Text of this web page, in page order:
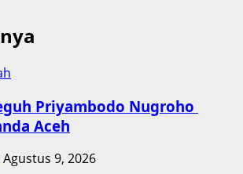
Priyambodo Nugroho
Aceh
Agustus 9, 2026